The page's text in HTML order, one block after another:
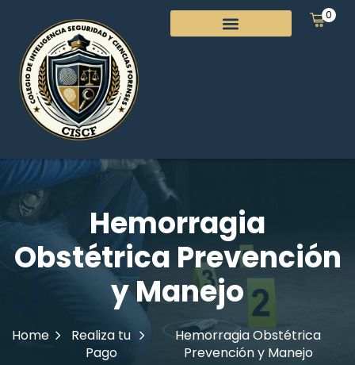
0
Hemorragia
Obstétrica Prevención
y Manejo
Home
Realiza tu
Pago
Hemorragia Obstétrica
Prevención y Manejo